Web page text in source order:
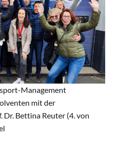
Management
mit der
Dr. Bettina Reuter (4. von